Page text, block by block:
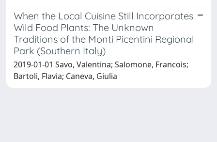
When the Local Cuisine Still Incorporates
Wild Food Plants: The Unknown
Traditions of the Monti Picentini Regional
Park (Southern Italy)
2019-01-01 Savo, Valentina; Salomone, Francois;
Bartoli, Flavia; Caneva, Giulia